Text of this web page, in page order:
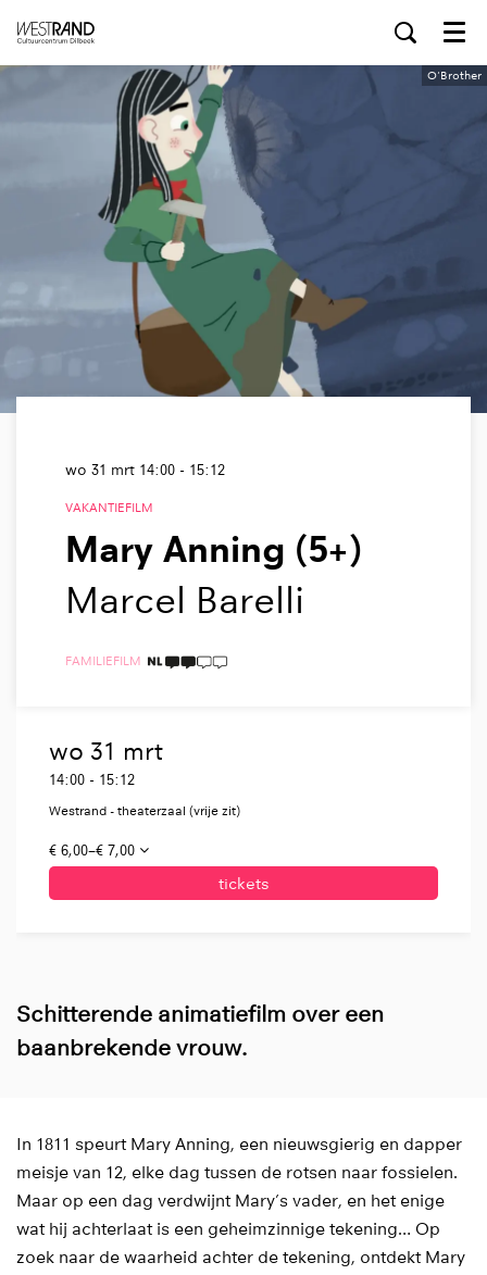
Menu
O'Brother
Mary Anning (5+)
Marcel Barelli
VAKANTIEFILM
wo 31 mrt 14:00 - 15:12
FAMILIEFILM 2 TAALICONEN
wo 31 mrt
14:00 - 15:12
Westrand - theaterzaal (vrije zit)
€ 6,00–€ 7,00
tickets
Schitterende animatiefilm over een
baanbrekende vrouw.
In 1811 speurt Mary Anning, een nieuwsgierig en dapper
meisje van 12, elke dag tussen de rotsen naar fossielen.
Maar op een dag verdwijnt Mary’s vader, en het enige
wat hij achterlaat is een geheimzinnige tekening… Op
zoek naar de waarheid achter de tekening, ontdekt Mary